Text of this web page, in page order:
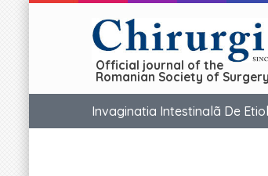
Official journal of the
Romanian Society of Surgery
Invaginatia Intestinalã De